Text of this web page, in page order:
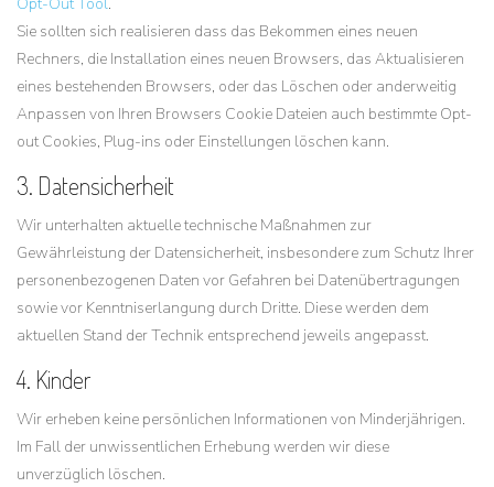
Sie sollten sich realisieren dass das Bekommen eines neuen
Rechners, die Installation eines neuen Browsers, das Aktualisieren
eines bestehenden Browsers, oder das Löschen oder anderweitig
Anpassen von Ihren Browsers Cookie Dateien auch bestimmte Opt-
out Cookies, Plug-ins oder Einstellungen löschen kann.
3. Datensicherheit
Wir unterhalten aktuelle technische Maßnahmen zur
Gewährleistung der Datensicherheit, insbesondere zum Schutz Ihrer
personenbezogenen Daten vor Gefahren bei Datenübertragungen
sowie vor Kenntniserlangung durch Dritte. Diese werden dem
aktuellen Stand der Technik entsprechend jeweils angepasst.
4. Kinder
Wir erheben keine persönlichen Informationen von Minderjährigen.
Im Fall der unwissentlichen Erhebung werden wir diese
unverzüglich löschen.